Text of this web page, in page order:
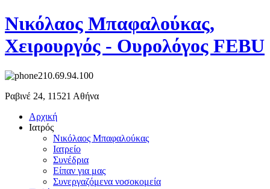
Νικόλαος Μπαφαλούκας,
Χειρουργός - Ουρολόγος FEBU
210.69.94.100
Ραβινέ 24, 11521 Αθήνα
Αρχική
Ιατρός
Νικόλαος Μπαφαλούκας
Ιατρείο
Συνέδρια
Είπαν για μας
Συνεργαζόμενα νοσοκομεία